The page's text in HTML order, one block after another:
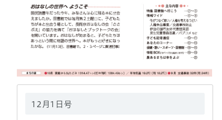
12月1日号